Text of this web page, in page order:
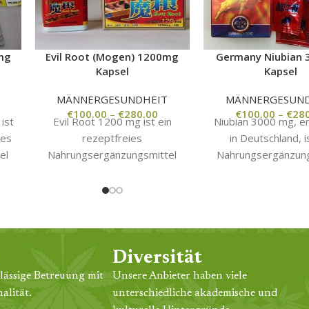
Evil Root (Mogen) 1200mg
Kapsel
MÄNNERGESUNDHEIT
€100.00 – €280.00
Evil Root 1200 mg ist ein
rezeptfreies
Nahrungsergänzungsmittel
natürliches Mittel zur
Leistungsfähigkeit beworben
wird.
Germany Niubian
Kapsel
€100.00 – €
Niubian 3000 mg,
in Deutschland,
Leistungsfähigkeit
die Energie des
Betreuung mit
Diversität
Unsere Anbieter haben viele
unterschiedliche akademische und